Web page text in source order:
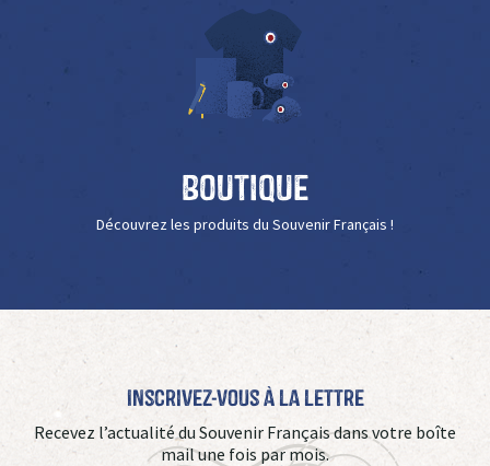
Boutique
Découvrez les produits du Souvenir Français !
Inscrivez-vous à La Lettre
Recevez l’actualité du Souvenir Français dans votre boîte
mail une fois par mois.